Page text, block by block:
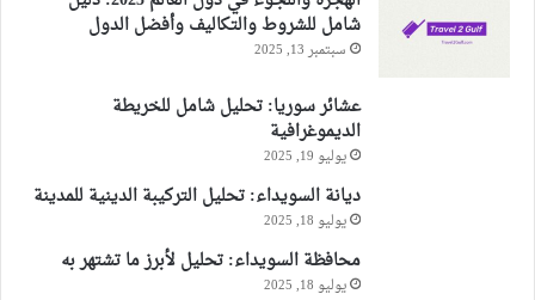
شامل للشروط والتكاليف وأفضل الدول
سبتمبر 13, 2025
عشائر سوريا: تحليل شامل للخريطة
الديموغرافية
يوليو 19, 2025
ديانة السويداء: تحليل التركيبة الدينية للمدينة
يوليو 18, 2025
محافظة السويداء: تحليل لأبرز ما تشتهر به
يوليو 18, 2025